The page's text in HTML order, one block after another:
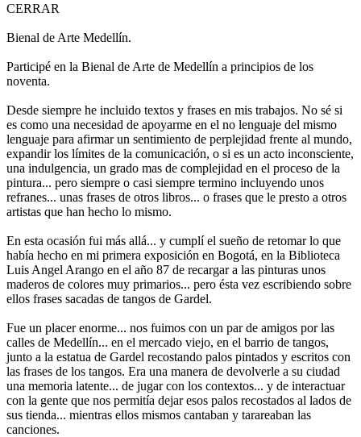
CERRAR
Bienal de Arte Medellín.
Participé en la Bienal de Arte de Medellín a principios de los
noventa.
Desde siempre he incluido textos y frases en mis trabajos. No sé si
es como una necesidad de apoyarme en el no lenguaje del mismo
lenguaje para afirmar un sentimiento de perplejidad frente al mundo,
expandir los límites de la comunicación, o si es un acto inconsciente,
una indulgencia, un grado mas de complejidad en el proceso de la
pintura... pero siempre o casi siempre termino incluyendo unos
refranes... unas frases de otros libros... o frases que le presto a otros
artistas que han hecho lo mismo.
En esta ocasión fui más allá... y cumplí el sueño de retomar lo que
había hecho en mi primera exposición en Bogotá, en la Biblioteca
Luis Angel Arango en el año 87 de recargar a las pinturas unos
maderos de colores muy primarios... pero ésta vez escribiendo sobre
ellos frases sacadas de tangos de Gardel.
Fue un placer enorme... nos fuimos con un par de amigos por las
calles de Medellín... en el mercado viejo, en el barrio de tangos,
junto a la estatua de Gardel recostando palos pintados y escritos con
las frases de los tangos. Era una manera de devolverle a su ciudad
una memoria latente... de jugar con los contextos... y de interactuar
con la gente que nos permitía dejar esos palos recostados al lados de
sus tienda... mientras ellos mismos cantaban y tarareaban las
canciones.